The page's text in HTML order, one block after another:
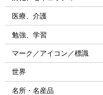
医療、介護
勉強、学習
マーク／アイコン／標識
世界
名所・名産品